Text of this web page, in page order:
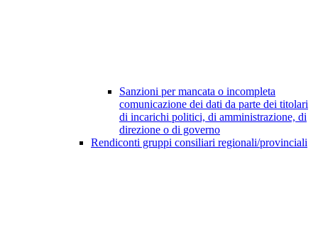
Sanzioni per mancata o incompleta
comunicazione dei dati da parte dei titolari
di incarichi politici, di amministrazione, di
direzione o di governo
Rendiconti gruppi consiliari regionali/provinciali